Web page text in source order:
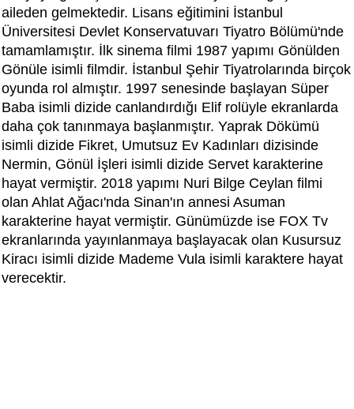
aileden gelmektedir. Lisans eğitimini İstanbul
Üniversitesi Devlet Konservatuvarı Tiyatro Bölümü'nde
tamamlamıştır. İlk sinema filmi 1987 yapımı Gönülden
Gönüle isimli filmdir. İstanbul Şehir Tiyatrolarında birçok
oyunda rol almıştır. 1997 senesinde başlayan Süper
Baba isimli dizide canlandırdığı Elif rolüyle ekranlarda
daha çok tanınmaya başlanmıştır. Yaprak Dökümü
isimli dizide Fikret, Umutsuz Ev Kadınları dizisinde
Nermin, Gönül İşleri isimli dizide Servet karakterine
hayat vermiştir. 2018 yapımı Nuri Bilge Ceylan filmi
olan Ahlat Ağacı'nda Sinan'ın annesi Asuman
karakterine hayat vermiştir. Günümüzde ise FOX Tv
ekranlarında yayınlanmaya başlayacak olan Kusursuz
Kiracı isimli dizide Mademe Vula isimli karaktere hayat
verecektir.